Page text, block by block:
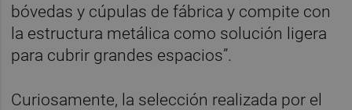
bóvedas y cúpulas de fábrica y compite con
la estructura metálica como solución ligera
para cubrir grandes espacios”.
Curiosamente, la selección realizada por el